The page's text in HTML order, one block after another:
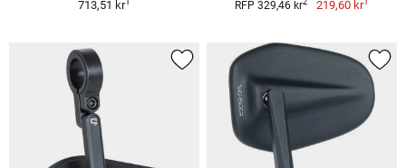
713,51 kr
RFP 329,46 kr2 219,60 kr